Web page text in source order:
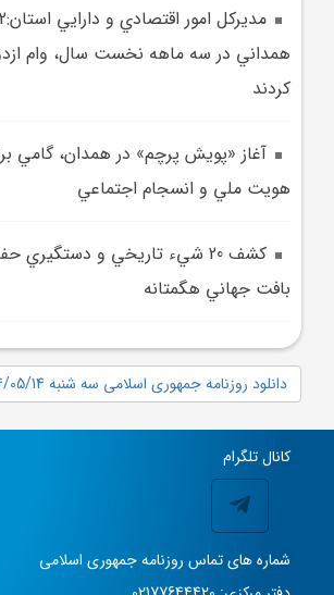
همداني در سه ماهه نخست سال، وام
کردند
آغاز «پويش پرچم» در همدان، گامي
هويت ملي و انسجام اجتماعي
کشف 20 شيء تاريخي و دستگيري
بافت جهاني هگمتانه
دانلود روزنامه جمهوری اسلامی سه شنبه 1404/05/14 شماره 13151
کانال تلگرام
شماره های تماس روزنامه جمهوری اسلامی